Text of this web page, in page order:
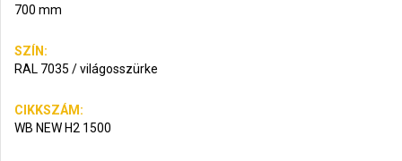
700 mm
SZÍN:
RAL 7035 / világosszürke
CIKKSZÁM:
WB NEW H2 1500